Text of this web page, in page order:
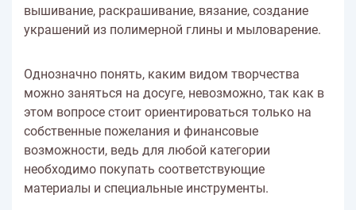
вышивание, раскрашивание, вязание, создание
украшений из полимерной глины и мыловарение.
Однозначно понять, каким видом творчества
можно заняться на досуге, невозможно, так как в
этом вопросе стоит ориентироваться только на
собственные пожелания и финансовые
возможности, ведь для любой категории
необходимо покупать соответствующие
материалы и специальные инструменты.